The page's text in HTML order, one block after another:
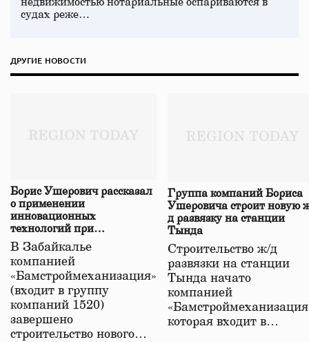
судах реже…
ДРУГИЕ НОВОСТИ
Борис Ушерович рассказал
о применении
инновационных
технологий при
строительстве нового моста
в Забайкалье
В Забайкалье
компанией
«Бамстроймеханизация»
(входит в группу
компаний 1520)
завершено
строительство нового…
Группа компаний Бориса
Ушеровича строит новую
д развязку на станции
Тында
Строительство ж/д
развязки на станции
Тында начато
компанией
которая входит в…